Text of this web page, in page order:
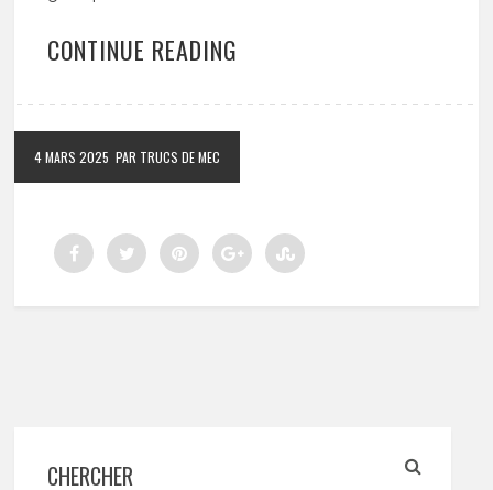
CONTINUE READING
4 MARS 2025 PAR TRUCS DE MEC
CHERCHER